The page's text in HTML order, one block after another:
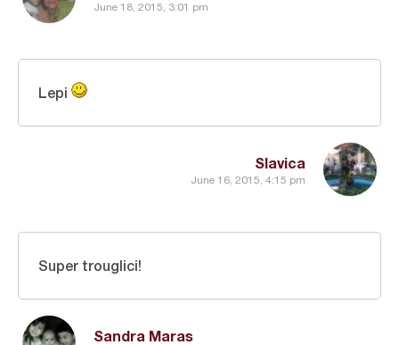
June 18, 2015, 3:01 pm
Slavica
June 16, 2015, 4:15 pm
Lepi
Sandra Maras
Super trouglici!